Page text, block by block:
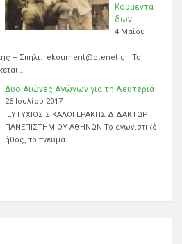
Κουμεντά
δων.
4 Μαΐου
– Σπήλι. ekoument@otenet.gr Το
Δύο Αιώνες Αγώνων για τη Λευτεριά
26 Ιουλίου 2017
ΕΥΤΥΧΙΟΣ Σ.ΚΑΛΟΓΕΡΑΚΗΣ ΔΙΔΑΚΤΩΡ
ΠΑΝΕΠΙΣΤΗΜΙΟΥ ΑΘΗΝΩΝ Το αγωνιστικό
ήθος, το πνεύμα…